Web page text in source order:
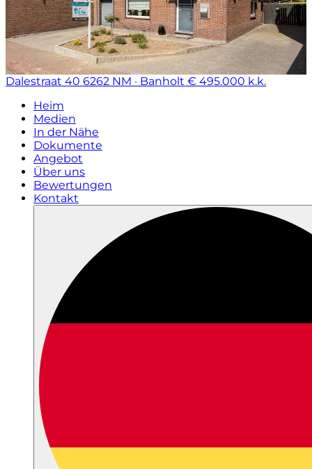
Dalestraat 40 6262 NM · Banholt € 495.000 k.k.
Heim
Medien
In der Nähe
Dokumente
Angebot
Über uns
Bewertungen
Kontakt